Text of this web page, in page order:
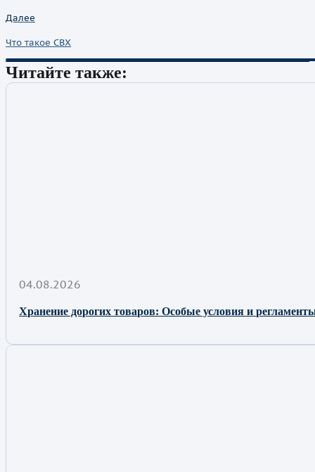
Далее
Что такое СВХ
Читайте также:
04.08.2026
Хранение дорогих товаров: Особые условия и